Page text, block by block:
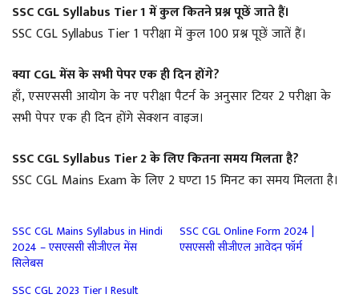
SSC CGL Syllabus Tier 1 में कुल कितने प्रश्न पूछें जाते हैं।
SSC CGL Syllabus Tier 1 परीक्षा में कुल 100 प्रश्न पूछें जातें हैं।
क्या CGL मेंस के सभी पेपर एक ही दिन होंगे?
हाँ, एसएससी आयोग के नए परीक्षा पैटर्न के अनुसार टियर 2 परीक्षा के
सभी पेपर एक ही दिन होंगे सेक्शन वाइज।
SSC CGL Syllabus Tier 2 के लिए कितना समय मिलता है?
SSC CGL Mains Exam के लिए 2 घण्टा 15 मिनट का समय मिलता है।
SSC CGL Mains Syllabus in Hindi
2024 – एसएससी सीजीएल मेंस
सिलेबस
SSC CGL Online Form 2024 |
एसएससी सीजीएल आवेदन फॉर्म
SSC CGL 2023 Tier I Result